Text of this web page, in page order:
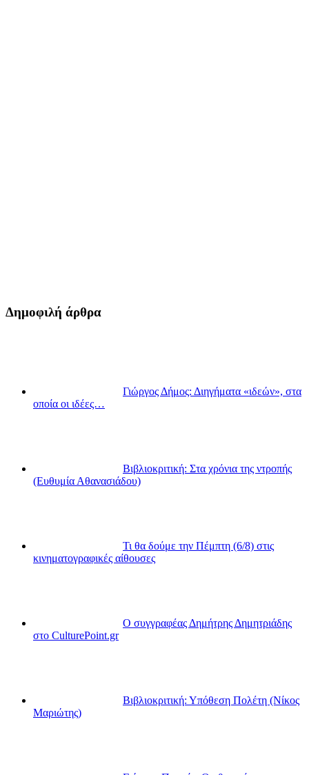
Δημοφιλή άρθρα
Γιώργος Δήμος: Διηγήματα «ιδεών», στα
οποία οι ιδέες…
Βιβλιοκριτική: Στα χρόνια της ντροπής
(Ευθυμία Αθανασιάδου)
Τι θα δούμε την Πέμπτη (6/8) στις
κινηματογραφικές αίθουσες
Ο συγγραφέας Δημήτρης Δημητριάδης
στο CulturePoint.gr
Βιβλιοκριτική: Υπόθεση Πολέτη (Νίκος
Μαριώτης)